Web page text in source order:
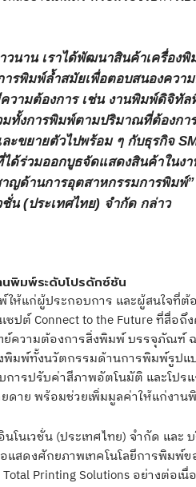
นาน เราได้พัฒนาสินค้าเครื่อง
รพิมพ์ล้ำสมัยเพื่อตอบสนองควา
ามต้องการ เช่น งานพิมพ์ดิจิทัล
มทั้งการพิมพ์ตามปริมาณที่ต้องกา
ขยายตัวไปพร้อม ๆ กับธุรกิจ
ได้ร่วมออกบูธจัดแสดงสินค้าในง
าญด้านการอุตสาหกรรมการพิมพ์”
น (ประเทศไทย) จำกัด กล่าว
พิมพ์ระดับโปรดักซ์ชัน
ห้แก่ผู้ประกอบการ และผู้สนใจที่ต้
ต์ Connect to the Future ที่สื่อถึ
ความต้องการสิ่งพิมพ์ บรรจุภัณฑ์
พิมพ์ทั้งนวัตกรรมด้านการพิมพ์รูป
ารปรับค่าสีภาพอัตโนมัติ และโป
าย พร้อมช่วยเพิ่มมูลค่าให้แก่งาน
นเวชั่น (ประเทศไทย) จำกัด และ
สดงศักยภาพเทคโนโลยีการพิมพ์
Printing Solutions อย่างต่อเนื่